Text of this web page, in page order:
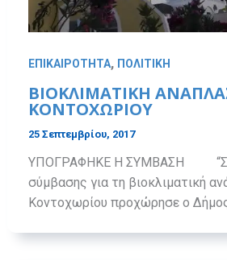
ΕΠΙΚΑΙΡΟΤΗΤΑ, ΠΟΛΙΤΙΚΗ
ΒΙΟΚΛΙΜΑΤΙΚΗ
ΚΟΝΤΟΧΩΡΙΟΥ
25 Σεπτεμβρίου, 2017
ΥΠΟΓΡΑΦΗΚΕ Η ΣΥΜΒΑΣΗ
σύμβασης για τη βιοκλιματική
Κοντοχωρίου προχώρησε ο